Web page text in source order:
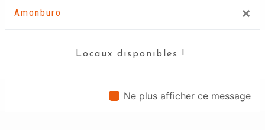
Amonburo ×
Locaux disponibles !
Ne plus afficher ce message
renforce encore plus notre désir de réussir. Toute notre